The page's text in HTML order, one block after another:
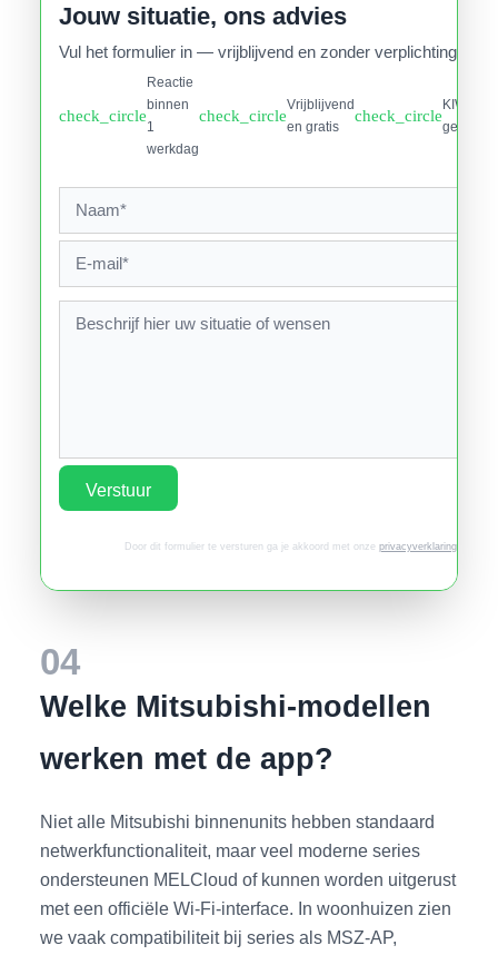
Jouw situatie, ons advies
Vul het formulier in — vrijblijvend en zonder verplichtingen.
check_circle
Reactie
binnen
1
werkdag
check_circle
Vrijblijvend
en gratis
check_circle
KIWA
Verstuur
Door dit formulier te versturen ga je akkoord met onze privacyverklaring.
04
Welke Mitsubishi‑modellen
werken met de app?
Niet alle Mitsubishi binnenunits hebben standaard
netwerkfunctionaliteit, maar veel moderne series
ondersteunen MELCloud of kunnen worden uitgerust
met een officiële Wi‑Fi‑interface. In woonhuizen zien
we vaak compatibiliteit bij series als MSZ‑AP,